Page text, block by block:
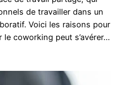
de travailler dans un
Voici les raisons pour
le coworking peut s’avérer…